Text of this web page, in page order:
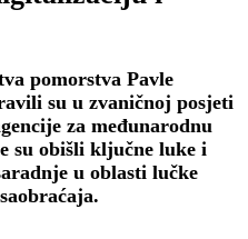
pomorstva Pavle
su u zvaničnoj posjeti
za međunarodnu
su obišli ključne luke i
u oblasti lučke